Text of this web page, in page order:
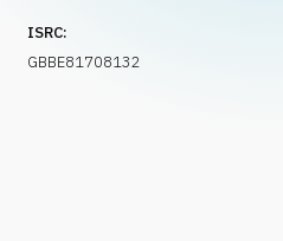
ISRC:
GBBE81708132